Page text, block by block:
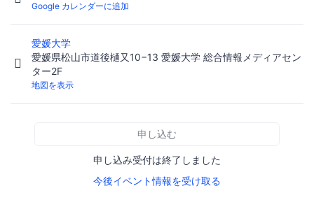
Google カレンダーに追加
愛媛大学
愛媛県松山市道後樋又10−13 愛媛大学 総合情報メディアセン
ター2F
地図を表示
申し込む
申し込み受付は終了しました
今後イベント情報を受け取る